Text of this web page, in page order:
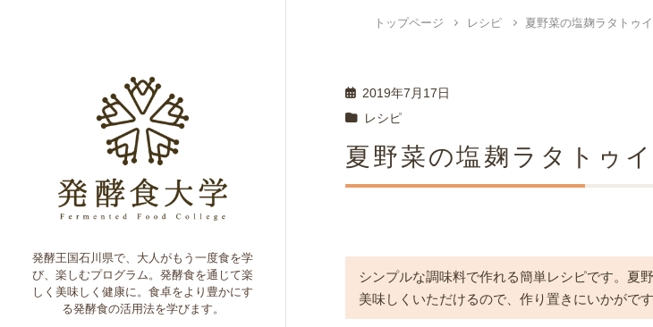
発酵王国石川県で、大人がもう一度食を学
び、楽しむプログラム。発酵食を通じて楽
しく美味しく健康に。食卓をより豊かにす
る発酵食の活用法を学びます。
トップページ レシピ 夏野菜の塩麹ラタトゥ
2019年7月17日
レシピ
夏野菜の塩麹ラタトゥ
シンプルな調味料で作れる簡単レシピです。夏
美味しくいただけるので、作り置きにいかがで